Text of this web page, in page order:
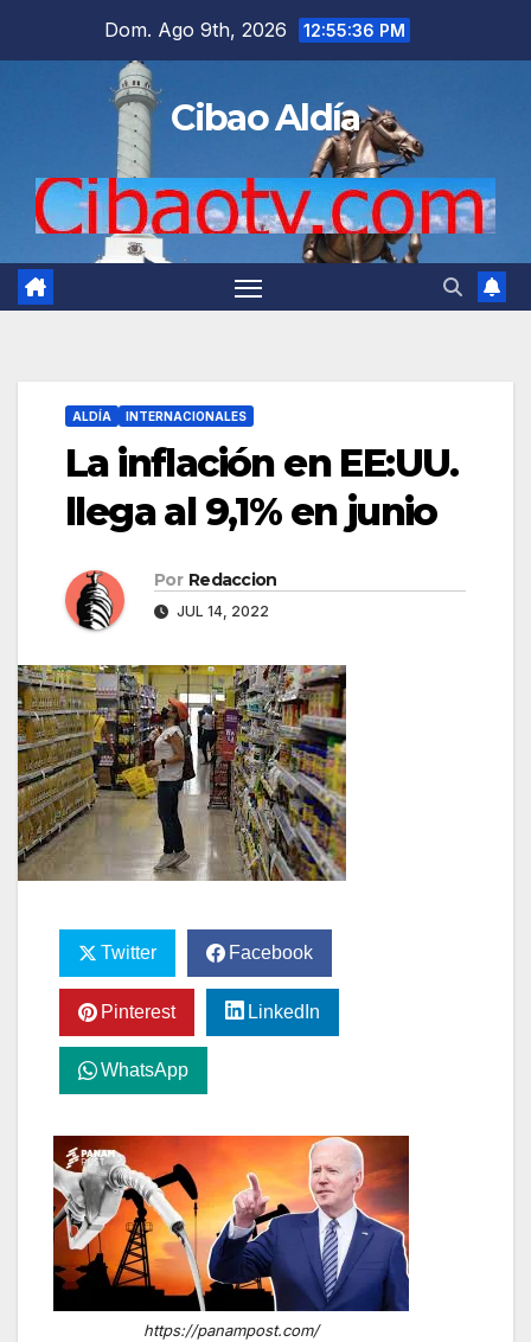
Dom. Ago 9th, 2026 12:55:37 PM
Cibao Aldía
ALDÍA INTERNACIONALES
La inflación en EE:UU.
llega al 9,1% en junio
Por Redaccion
JUL 14, 2022
Twitter Facebook
Pinterest LinkedIn
WhatsApp
https://panampost.com/